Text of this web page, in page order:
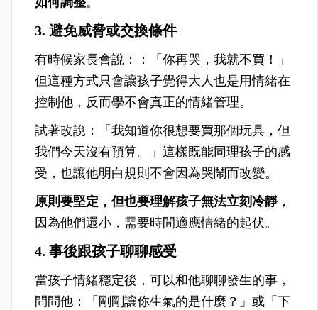
3. 避免威脅或交換條件
有時候家長會說：：「你再哭，我就不買！」
但這種方式只會讓孩子覺得大人也是用情緒在
控制他，反而學不會真正的情緒管理。
試著改說：「我知道你很想要買那個玩具，但
我們今天沒有預算。」這樣既能同理孩子的感
受，也讓他明白規則不會因為哭鬧而改變。
原則要堅定，但也要理解孩子無法立刻冷靜，
因為他們還小，需要時間適應情緒的起伏。
4. 事後跟孩子聊聊感受
當孩子情緒穩定後，可以和他聊聊發生的事，
問問他：「剛剛讓你生氣的是什麼？」或「下